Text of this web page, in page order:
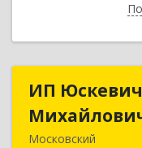
ИП
Московский